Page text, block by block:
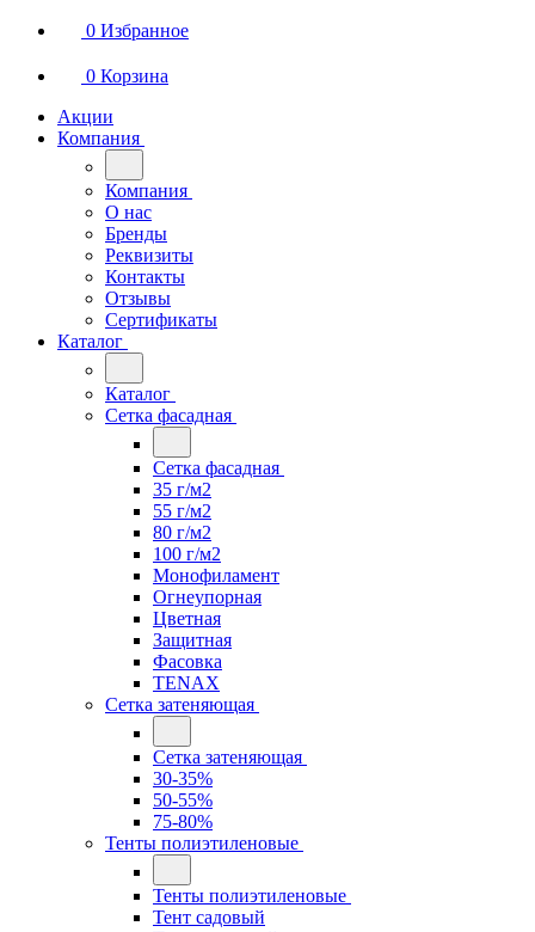
0 Избранное
0 Корзина
Акции
Компания
Компания
О нас
Бренды
Реквизиты
Контакты
Отзывы
Сертификаты
Каталог
Каталог
Сетка фасадная
Сетка фасадная
35 г/м2
55 г/м2
80 г/м2
100 г/м2
Монофиламент
Огнеупорная
Цветная
Защитная
Фасовка
TENAX
Сетка затеняющая
Сетка затеняющая
30-35%
50-55%
75-80%
Тенты полиэтиленовые
Тенты полиэтиленовые
Тент садовый